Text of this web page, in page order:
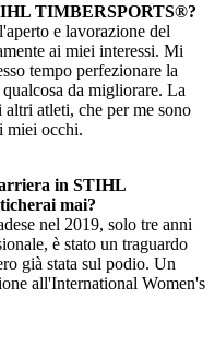
TIMBERSPORTS®?
e lavorazione del
ai miei interessi. Mi
tempo perfezionare la
da migliorare. La
atleti, che per me sono
miei occhi.
in STIHL
mai?
nel 2019, solo tre anni
è stato un traguardo
già stata sul podio. Un
all'International Women's